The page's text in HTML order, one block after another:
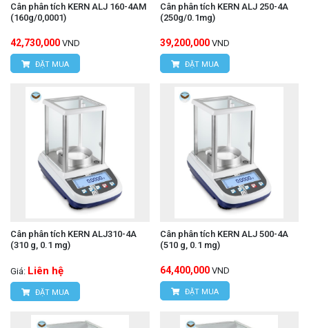
Cân phân tích KERN ALJ 160-4AM
(160g/0,0001)
42,730,000 VND
ĐẶT MUA
Cân phân tích KERN ALJ 250-4A
(250g/0.1mg)
39,200,000 VND
ĐẶT MUA
Cân phân tích KERN ALJ310-4A
(310 g, 0.1 mg)
Giá: Liên hệ
ĐẶT MUA
Cân phân tích KERN ALJ 500-4A
(510 g, 0.1 mg)
64,400,000 VND
ĐẶT MUA